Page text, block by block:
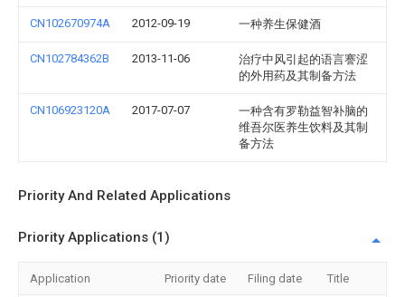
CN102670974A 2012-09-19 一种养生保健酒
CN102784362B 2013-11-06
治疗中风引起的语言謇涩
的外用药及其制备方法
CN106923120A 2017-07-07
一种含有罗勒益智补脑的
维吾尔医养生饮料及其制
备方法
Priority And Related Applications
Priority Applications (1)
Application Priority date Filing date Title